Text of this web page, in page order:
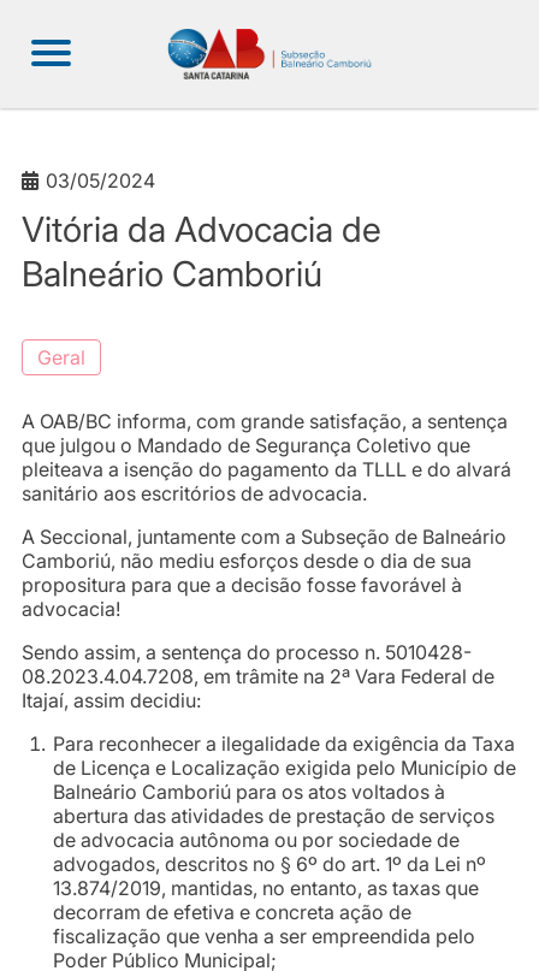
03/05/2024
Vitória da Advocacia de
Balneário Camboriú
Geral
A OAB/BC informa, com grande satisfação, a sentença
que julgou o Mandado de Segurança Coletivo que
pleiteava a isenção do pagamento da TLLL e do alvará
sanitário aos escritórios de advocacia.
A Seccional, juntamente com a Subseção de Balneário
Camboriú, não mediu esforços desde o dia de sua
propositura para que a decisão fosse favorável à
advocacia!
Sendo assim, a sentença do processo n. 5010428-
08.2023.4.04.7208, em trâmite na 2ª Vara Federal de
Itajaí, assim decidiu:
Para reconhecer a ilegalidade da exigência da Taxa
de Licença e Localização exigida pelo Município de
Balneário Camboriú para os atos voltados à
abertura das atividades de prestação de serviços
de advocacia autônoma ou por sociedade de
advogados, descritos no § 6º do art. 1º da Lei nº
13.874/2019, mantidas, no entanto, as taxas que
decorram de efetiva e concreta ação de
fiscalização que venha a ser empreendida pelo
Poder Público Municipal;